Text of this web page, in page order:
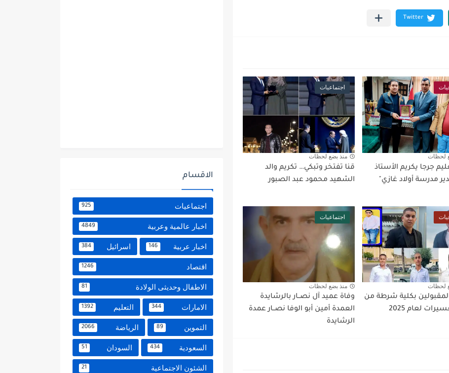
لحظات
جرجا يكريم الأستاذ
مدرسة أولاد غازي"
اجتماعيات
منذ بضع لحظات
قنا تفتخر وتبكي… تكريم والد
الشهيد محمود عبد الصبور
لحظات
بكلية شرطة من
لعام 2025
اجتماعيات
منذ بضع لحظات
وفاة عميد آل نصــار بالرشايدة
العمدة أمين أبو الوفا نصــار عمدة
الرشايدة
الاقسام
اجتماعيات 925
اخبار عالمية وعربية 4849
اخبار عربية 146 اسرائيل 384
اقتصاد 1246
الاطفال وحديثى الولادة 81
الامارات 344 التعليم 1392
التموين 89 الرياضة 2066
السعودية 434 السودان 51
الشئون الاجتماعية 21